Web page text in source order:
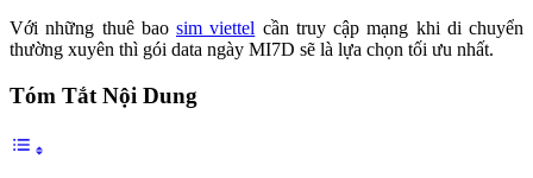
Với những thuê bao sim viettel cần truy cập mạng khi di chuyển
thường xuyên thì gói data ngày MI7D sẽ là lựa chọn tối ưu nhất.
Tóm Tắt Nội Dung